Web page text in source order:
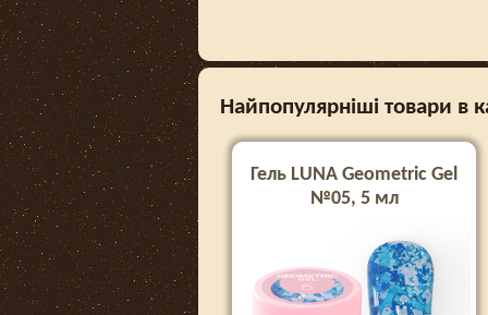
Найпопулярніші товари в
Гель LUNA Geometric Gel
№05, 5 мл